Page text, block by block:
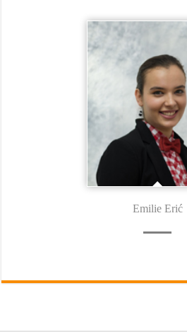
Emilie Erić